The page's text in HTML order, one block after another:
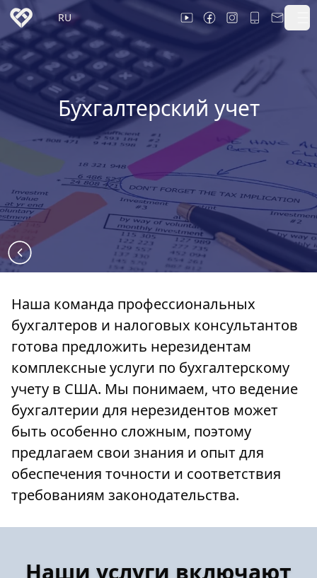
RU
Бухгалтерский учет
Наша команда профессиональных
бухгалтеров и налоговых консультантов
готова предложить нерезидентам
комплексные услуги по бухгалтерскому
учету в США. Мы понимаем, что ведение
бухгалтерии для нерезидентов может
быть особенно сложным, поэтому
предлагаем свои знания и опыт для
обеспечения точности и соответствия
требованиям законодательства.
Наши услуги включают